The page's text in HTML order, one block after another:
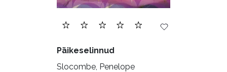
Päikeselinnud
Slocombe, Penelope